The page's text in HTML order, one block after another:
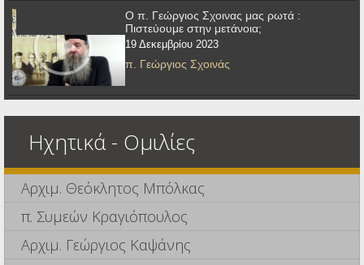
Ο π. Γεώργιος Σχοινας μας ρωτά :
Πιστεύουμε στην μετάνοια;
19 Δεκεμβρίου 2023
π. Γεώργιος Σχοινάς
Ηχητικά - Ομιλίες
Αρχιμ. Θεόκλητος Μπόλκας
π. Συμεών Κραγιόπουλος
Αρχιμ. Γεώργιος Καψάνης